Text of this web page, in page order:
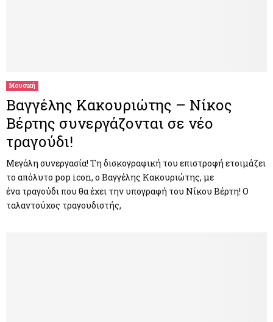
Μουσική
Βαγγέλης Κακουριώτης – Νίκος
Βέρτης συνεργάζονται σε νέο
τραγούδι!
Μεγάλη συνεργασία! Τη δισκογραφική του επιστροφή ετοιμάζει
το απόλυτο pop icon, ο Βαγγέλης Κακουριώτης, με
ένα τραγούδι που θα έχει την υπογραφή του Νίκου Βέρτη! Ο
ταλαντούχος τραγουδιστής,